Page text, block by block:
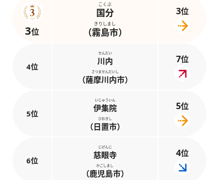
3位
こくぶ
国分
きりしまし
（霧島市）
3位
4位
せんだい
川内
さつませんだいし
（薩摩川内市）
7位
5位
いじゅういん
伊集院
ひおきし
（日置市）
5位
6位
じげんじ
慈眼寺
かごしまし
（鹿児島市）
4位